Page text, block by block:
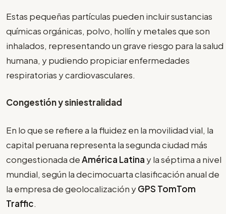
Estas pequeñas partículas pueden incluir sustancias
químicas orgánicas, polvo, hollín y metales que son
inhalados, representando un grave riesgo para la salud
humana, y pudiendo propiciar enfermedades
respiratorias y cardiovasculares.
Congestión y siniestralidad
En lo que se refiere a la fluidez en la movilidad vial, la
capital peruana representa la segunda ciudad más
congestionada deAmérica Latina y la séptima a nivel
mundial, según la decimocuarta clasificación anual de
la empresa de geolocalización yGPS TomTom
Traffic.